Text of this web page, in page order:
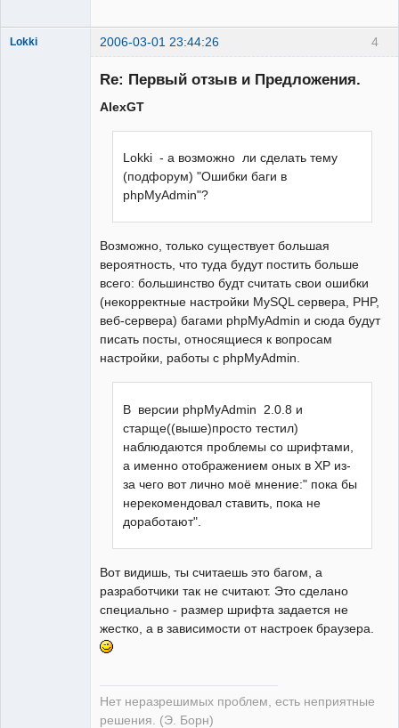
4
Lokki 2006-03-01 23:44:26
Re: Первый отзыв и Предложения.
AlexGT
Lokki - а возможно ли сделать тему
(подфорум) "Ошибки баги в
phpMyAdmin"?
Возможно, только существует большая
вероятность, что туда будут постить больше
всего: большинство будт считать свои ошибки
(некорректные настройки MySQL сервера, PHP,
веб-сервера) багами phpMyAdmin и сюда будут
писать посты, относящиеся к вопросам
настройки, работы с phpMyAdmin.
В версии phpMyAdmin 2.0.8 и
старще((выше)просто тестил)
наблюдаются проблемы со шрифтами,
а именно отображением оных в XP из-
за чего вот лично моё мнение:" пока бы
нерекомендовал ставить, пока не
доработают".
Вот видишь, ты считаешь это багом, а
разработчики так не считают. Это сделано
специально - размер шрифта задается не
жестко, а в зависимости от настроек браузера.
Нет неразрешимых проблем, есть неприятные
решения. (Э. Борн)